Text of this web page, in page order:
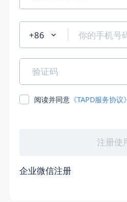
+86
阅读并同意《TAPD服务协议》
企业微信注册